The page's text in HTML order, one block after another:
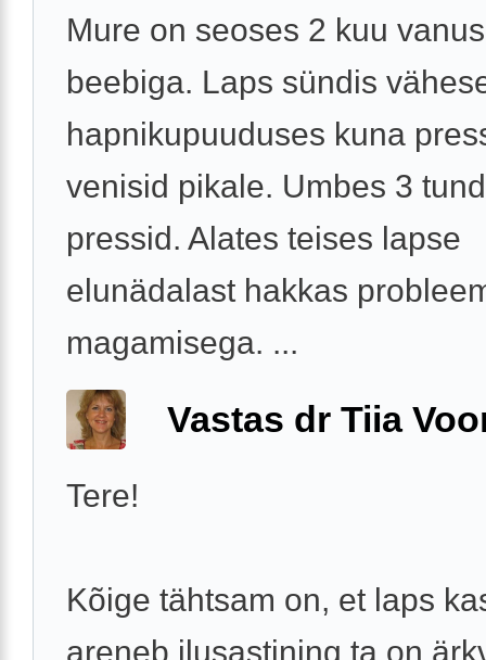
Mure on seoses 2 kuu
beebiga. Laps sündis
hapnikupuuduses kuna
venisid pikale. Umbes 3
pressid. Alates teises lapse
elunädalast hakkas
magamisega. ...
Vastas dr Tiia
Tere!
Kõige tähtsam on, et laps
areneb ilusastining ta on